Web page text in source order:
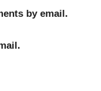
by email.